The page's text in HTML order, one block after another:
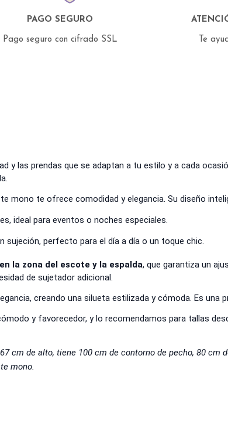
PAGO SEGURO
Pago seguro con cifrado SSL Te
y las prendas que se adaptan a tu estilo y a cada
mono te ofrece comodidad y elegancia. Su diseño
ideal para eventos o noches especiales.
sujeción, perfecto para el día a día o un toque chic.
la zona del escote y la espalda, que garantiza un
de sujetador adicional.
creando una silueta estilizada y cómoda. Es una
y favorecedor, y lo recomendamos para tallas
cm de alto, tiene 100 cm de contorno de pecho, 80
mono.